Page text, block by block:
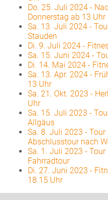
Do. 25. Juli 2024 -
Donnerstag ab 13 Uhr
Sa. 13. Juli 2024 -
Stauden
Di. 9. Juli 2024 -
Sa. 15. Juni 2024 -
Di. 14. Mai 2024 -
Sa. 13. Apr. 2024 -
13 Uhr
Sa. 21. Okt. 2023 -
Uhr
Sa. 15. Juli 2023 -
Allgäus
Sa. 8. Juli 2023 - Tour
Abschlusstour nach
Sa. 1. Juli 2023 - Tour
Fahrradtour
Di. 27. Juni 2023 -
18.15 Uhr